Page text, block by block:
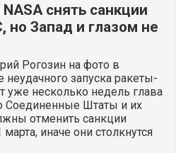
снять санкции
но Запад и глазом не
Рогозин на фото в
неудачного запуска ракеты-
уже несколько недель глава
Соединенные Штаты и их
отменить санкции
иначе они столкнутся